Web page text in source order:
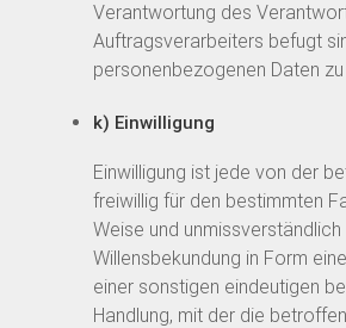
Verantwortung des
Auftragsverarbeiters befugt
personenbezogenen Daten
k) Einwilligung
Einwilligung ist jede von der
freiwillig für den bestimmten
Weise und
Willensbekundung in Form
einer sonstigen eindeutigen
Handlung, mit der die